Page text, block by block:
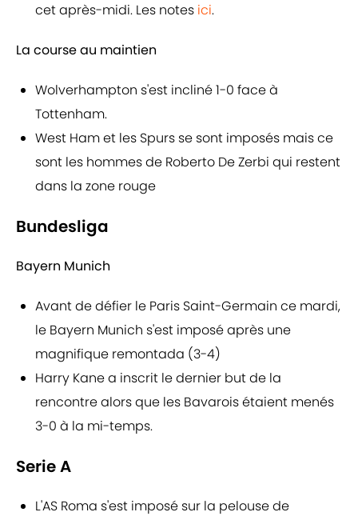
cet après-midi. Les notes ici.
La course au maintien
Wolverhampton s'est incliné 1-0 face à
Tottenham.
West Ham et les Spurs se sont imposés mais ce
sont les hommes de Roberto De Zerbi qui restent
dans la zone rouge
Bundesliga
Bayern Munich
Avant de défier le Paris Saint-Germain ce mardi,
le Bayern Munich s'est imposé après une
magnifique remontada (3-4)
Harry Kane a inscrit le dernier but de la
rencontre alors que les Bavarois étaient menés
3-0 à la mi-temps.
Serie A
L'AS Roma s'est imposé sur la pelouse de